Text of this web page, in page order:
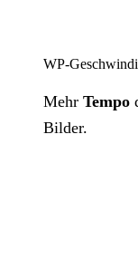
WP-
Mehr Tempo
Bilder.